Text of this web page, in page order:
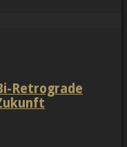
Retrograde